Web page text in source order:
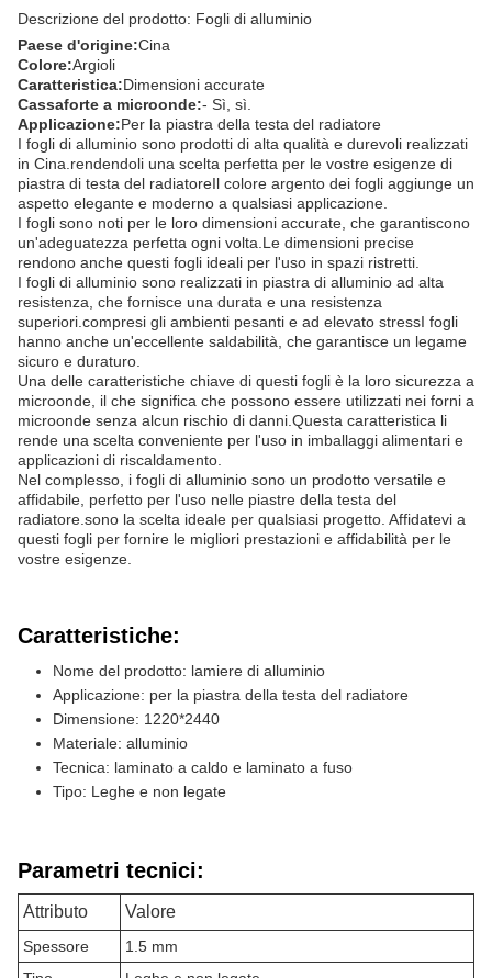
Descrizione del prodotto: Fogli di alluminio
Paese d'origine:Cina
Colore:Argioli
Caratteristica:Dimensioni accurate
Cassaforte a microonde:- Sì, sì.
Applicazione:Per la piastra della testa del radiatore
I fogli di alluminio sono prodotti di alta qualità e durevoli realizzati
in Cina.rendendoli una scelta perfetta per le vostre esigenze di
piastra di testa del radiatoreIl colore argento dei fogli aggiunge un
aspetto elegante e moderno a qualsiasi applicazione.
I fogli sono noti per le loro dimensioni accurate, che garantiscono
un'adeguatezza perfetta ogni volta.Le dimensioni precise
rendono anche questi fogli ideali per l'uso in spazi ristretti.
I fogli di alluminio sono realizzati in piastra di alluminio ad alta
resistenza, che fornisce una durata e una resistenza
superiori.compresi gli ambienti pesanti e ad elevato stressI fogli
hanno anche un'eccellente saldabilità, che garantisce un legame
sicuro e duraturo.
Una delle caratteristiche chiave di questi fogli è la loro sicurezza a
microonde, il che significa che possono essere utilizzati nei forni a
microonde senza alcun rischio di danni.Questa caratteristica li
rende una scelta conveniente per l'uso in imballaggi alimentari e
applicazioni di riscaldamento.
Nel complesso, i fogli di alluminio sono un prodotto versatile e
affidabile, perfetto per l'uso nelle piastre della testa del
radiatore.sono la scelta ideale per qualsiasi progetto. Affidatevi a
questi fogli per fornire le migliori prestazioni e affidabilità per le
vostre esigenze.
Caratteristiche:
Nome del prodotto: lamiere di alluminio
Applicazione: per la piastra della testa del radiatore
Dimensione: 1220*2440
Materiale: alluminio
Tecnica: laminato a caldo e laminato a fuso
Tipo: Leghe e non legate
Parametri tecnici:
Attributo Valore
Spessore
1.5 mm